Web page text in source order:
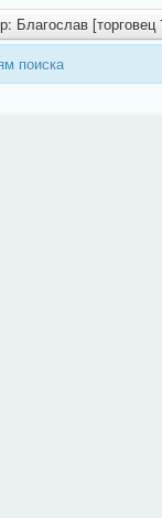
Благослав
поиска